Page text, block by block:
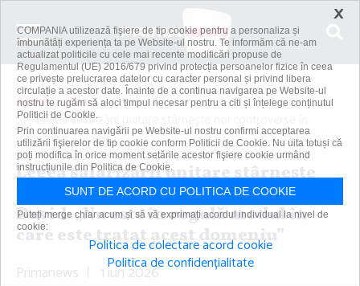
Acasă
Știri
Legea salarizării unitare stârneşte noi controverse în
educaţie. Daniel...
Legea salarizării unitare stârneşte
noi controverse în educaţie. Daniel
David: „Nu este în regulă modul în
care este tratat acest domeniu”
Primanews | 1 iun 2026
×
COMPANIA utilizează fişiere de tip cookie pentru a personaliza și
îmbunătăți experiența ta pe Website-ul nostru. Te informăm că ne-am
actualizat politicile cu cele mai recente modificări propuse de
Regulamentul (UE) 2016/679 privind protecția persoanelor fizice în ceea
ce privește prelucrarea datelor cu caracter personal și privind libera
circulație a acestor date. Înainte de a continua navigarea pe Website-ul
nostru te rugăm să aloci timpul necesar pentru a citi și înțelege conținutul
Politicii de Cookie.
Prin continuarea navigării pe Website-ul nostru confirmi acceptarea
utilizării fişierelor de tip cookie conform Politicii de Cookie. Nu uita totuși că
poți modifica în orice moment setările acestor fişiere cookie urmând
instrucțiunile din Politica de Cookie.
SUNT DE ACORD CU POLITICA DE COOKIE
Puteți merge chiar acum și să vă exprimați acordul individual la nivel de
cookie:
Politica de colectare acord cookie
Politica de confidențialitate